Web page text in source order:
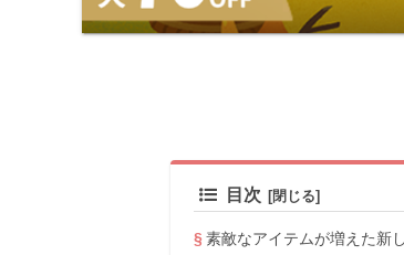
目次
素敵なアイテムが増えた新